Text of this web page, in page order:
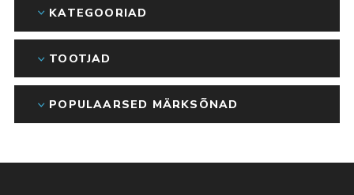
KATEGOORIAD
TOOTJAD
POPULAARSED MÄRKSÕNAD